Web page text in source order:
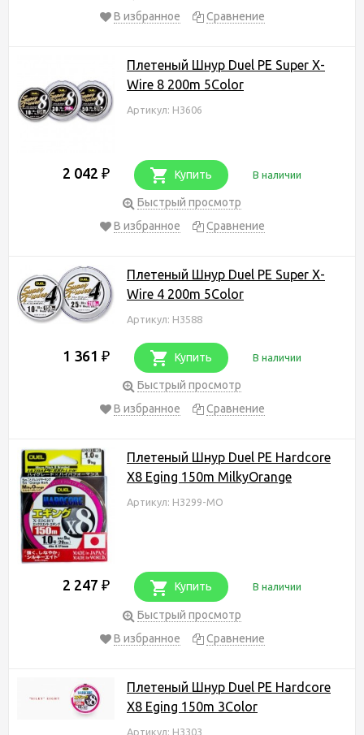
В избранное
Сравнение
Плетеный Шнур Duel PE Super X-
Wire 8 200m 5Color
Артикул: H3606
2 042 ₽ Купить В наличии
Быстрый просмотр
В избранное
Сравнение
Плетеный Шнур Duel PE Super X-
Wire 4 200m 5Color
Артикул: H3588
1 361 ₽ Купить В наличии
Быстрый просмотр
В избранное
Сравнение
Плетеный Шнур Duel PE Hardcore
X8 Eging 150m MilkyOrange
Артикул: H3299-MO
2 247 ₽ Купить В наличии
Быстрый просмотр
В избранное
Сравнение
Плетеный Шнур Duel PE Hardcore
X8 Eging 150m 3Color
Артикул: H3303